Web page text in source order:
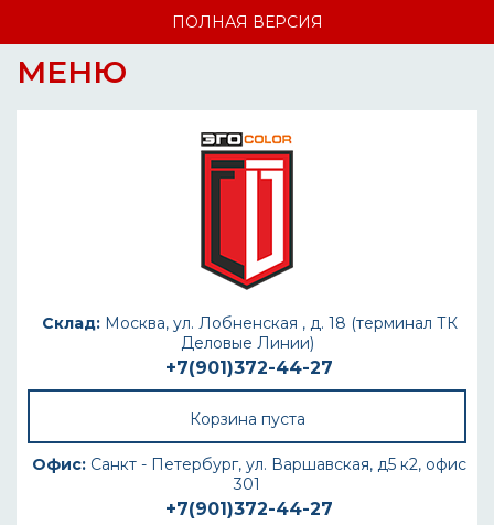
ПОЛНАЯ ВЕРСИЯ
МЕНЮ
Склад:Москва, ул. Лобненская , д. 18 (терминал ТК
Деловые Линии)
+7(901)372-44-27
Корзина пуста
Офис: Санкт - Петербург, ул. Варшавская, д5 к2, офис
301
+7(901)372-44-27